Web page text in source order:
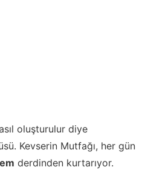
oluşturulur diye
Kevserin Mutfağı, her gün
derdinden kurtarıyor.